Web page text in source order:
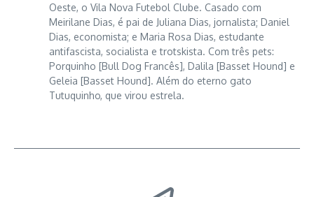
Oeste, o Vila Nova Futebol Clube. Casado com
Meirilane Dias, é pai de Juliana Dias, jornalista; Daniel
Dias, economista; e Maria Rosa Dias, estudante
antifascista, socialista e trotskista. Com três pets:
Porquinho [Bull Dog Francês], Dalila [Basset Hound] e
Geleia [Basset Hound]. Além do eterno gato
Tutuquinho, que virou estrela.